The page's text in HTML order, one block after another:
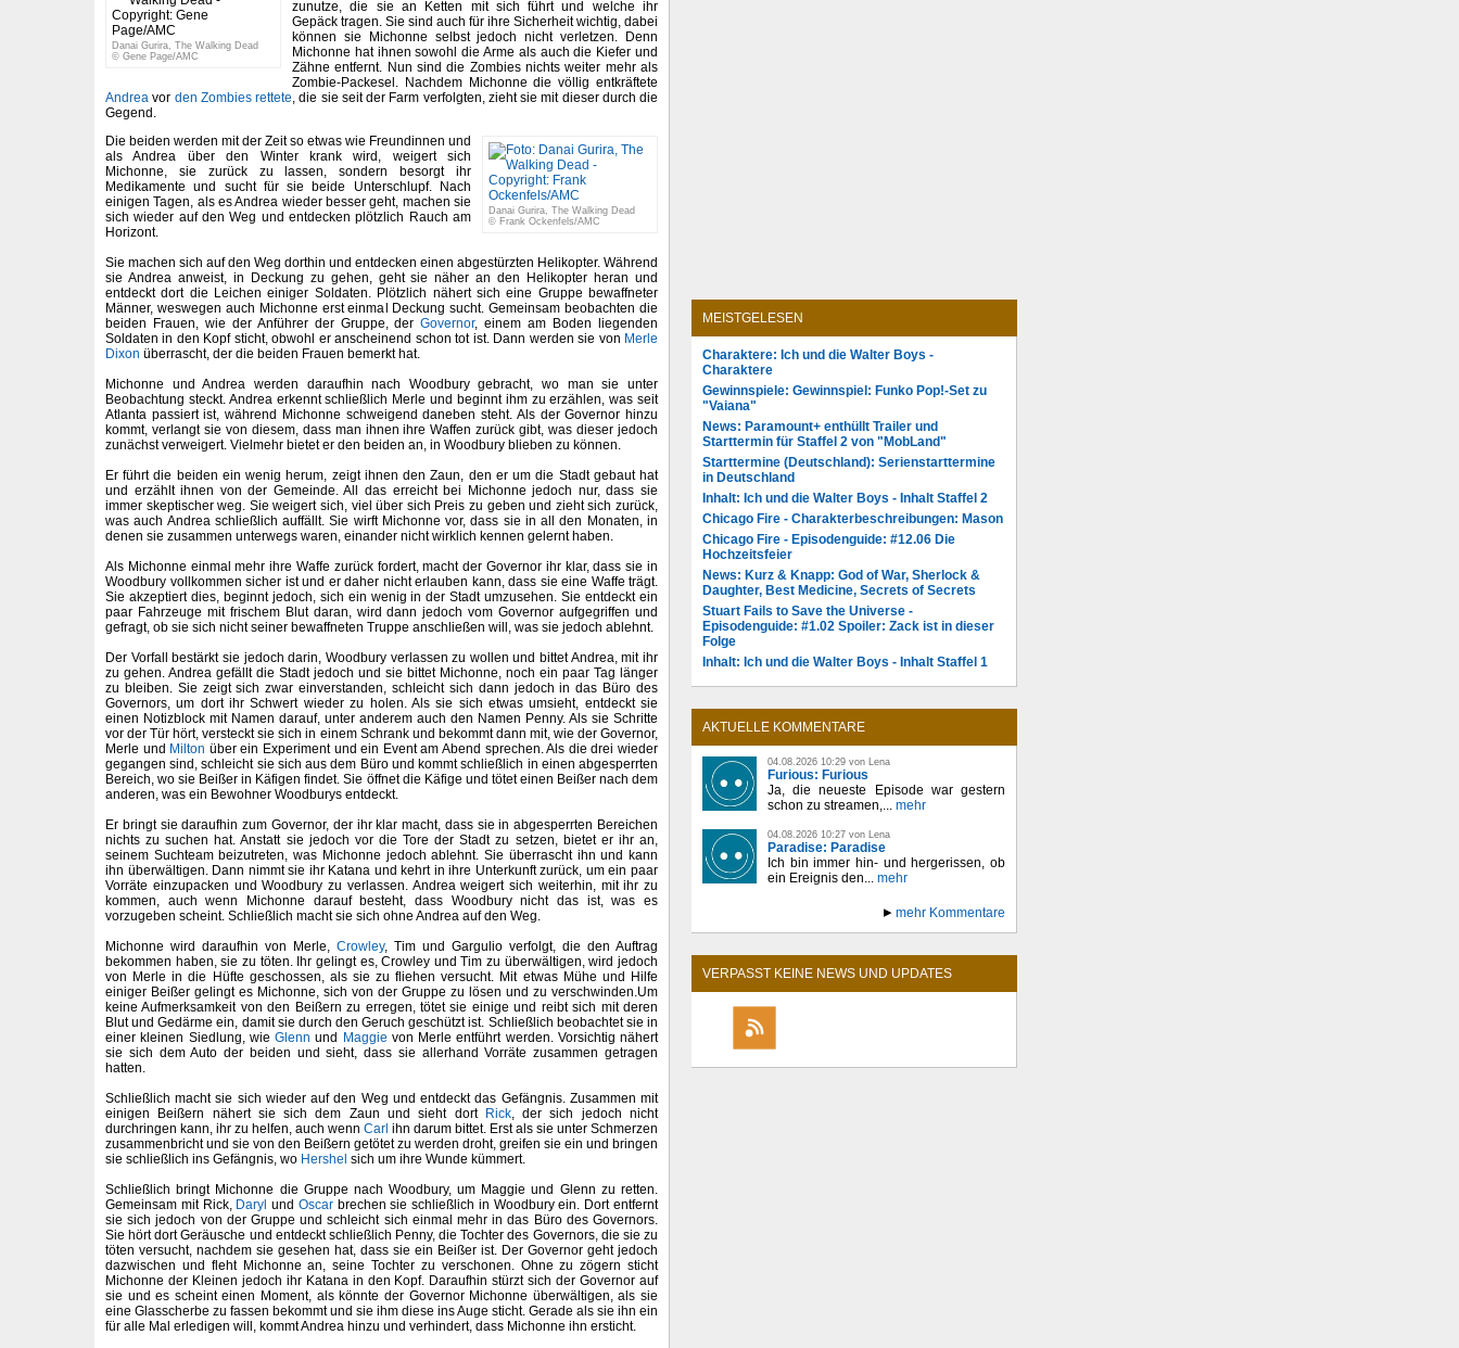
Danai Gurira, The Walking Dead
© Gene Page/AMC
zunutze, die sie an Ketten mit sich führt und welche ihr
Gepäck tragen. Sie sind auch für ihre Sicherheit wichtig, dabei
können sie Michonne selbst jedoch nicht verletzen. Denn
Michonne hat ihnen sowohl die Arme als auch die Kiefer und
Zähne entfernt. Nun sind die Zombies nichts weiter mehr als
Zombie-Packesel. Nachdem Michonne die völlig entkräftete
Andrea vor den Zombies rettete, die sie seit der Farm verfolgten, zieht sie mit dieser durch die
Gegend.
Danai Gurira, The Walking Dead
© Frank Ockenfels/AMC
Die beiden werden mit der Zeit so etwas wie Freundinnen und
als Andrea über den Winter krank wird, weigert sich
Michonne, sie zurück zu lassen, sondern besorgt ihr
Medikamente und sucht für sie beide Unterschlupf. Nach
einigen Tagen, als es Andrea wieder besser geht, machen sie
sich wieder auf den Weg und entdecken plötzlich Rauch am
Horizont.
Sie machen sich auf den Weg dorthin und entdecken einen abgestürzten Helikopter. Während
sie Andrea anweist, in Deckung zu gehen, geht sie näher an den Helikopter heran und
entdeckt dort die Leichen einiger Soldaten. Plötzlich nähert sich eine Gruppe bewaffneter
Männer, weswegen auch Michonne erst einmal Deckung sucht. Gemeinsam beobachten die
beiden Frauen, wie der Anführer der Gruppe, derGovernor, einem am Boden liegenden
Soldaten in den Kopf sticht, obwohl er anscheinend schon tot ist. Dann werden sie von Merle
Dixon überrascht, der die beiden Frauen bemerkt hat.
Michonne und Andrea werden daraufhin nach Woodbury gebracht, wo man sie unter
Beobachtung steckt. Andrea erkennt schließlich Merle und beginnt ihm zu erzählen, was seit
Atlanta passiert ist, während Michonne schweigend daneben steht. Als der Governor hinzu
kommt, verlangt sie von diesem, dass man ihnen ihre Waffen zurück gibt, was dieser jedoch
zunächst verweigert. Vielmehr bietet er den beiden an, in Woodbury blieben zu können.
Er führt die beiden ein wenig herum, zeigt ihnen den Zaun, den er um die Stadt gebaut hat
und erzählt ihnen von der Gemeinde. All das erreicht bei Michonne jedoch nur, dass sie
immer skeptischer weg. Sie weigert sich, viel über sich Preis zu geben und zieht sich zurück,
was auch Andrea schließlich auffällt. Sie wirft Michonne vor, dass sie in all den Monaten, in
denen sie zusammen unterwegs waren, einander nicht wirklich kennen gelernt haben.
Als Michonne einmal mehr ihre Waffe zurück fordert, macht der Governor ihr klar, dass sie in
Woodbury vollkommen sicher ist und er daher nicht erlauben kann, dass sie eine Waffe trägt.
Sie akzeptiert dies, beginnt jedoch, sich ein wenig in der Stadt umzusehen. Sie entdeckt ein
paar Fahrzeuge mit frischem Blut daran, wird dann jedoch vom Governor aufgegriffen und
gefragt, ob sie sich nicht seiner bewaffneten Truppe anschließen will, was sie jedoch ablehnt.
Der Vorfall bestärkt sie jedoch darin, Woodbury verlassen zu wollen und bittet Andrea, mit ihr
zu gehen. Andrea gefällt die Stadt jedoch und sie bittet Michonne, noch ein paar Tag länger
zu bleiben. Sie zeigt sich zwar einverstanden, schleicht sich dann jedoch in das Büro des
Governors, um dort ihr Schwert wieder zu holen. Als sie sich etwas umsieht, entdeckt sie
einen Notizblock mit Namen darauf, unter anderem auch den Namen Penny. Als sie Schritte
vor der Tür hört, versteckt sie sich in einem Schrank und bekommt dann mit, wie der Governor,
Merle und Milton über ein Experiment und ein Event am Abend sprechen. Als die drei wieder
gegangen sind, schleicht sie sich aus dem Büro und kommt schließlich in einen abgesperrten
Bereich, wo sie Beißer in Käfigen findet. Sie öffnet die Käfige und tötet einen Beißer nach dem
anderen, was ein Bewohner Woodburys entdeckt.
Er bringt sie daraufhin zum Governor, der ihr klar macht, dass sie in abgesperrten Bereichen
nichts zu suchen hat. Anstatt sie jedoch vor die Tore der Stadt zu setzen, bietet er ihr an,
seinem Suchteam beizutreten, was Michonne jedoch ablehnt. Sie überrascht ihn und kann
ihn überwältigen. Dann nimmt sie ihr Katana und kehrt in ihre Unterkunft zurück, um ein paar
Vorräte einzupacken und Woodbury zu verlassen. Andrea weigert sich weiterhin, mit ihr zu
kommen, auch wenn Michonne darauf besteht, dass Woodbury nicht das ist, was es
vorzugeben scheint. Schließlich macht sie sich ohne Andrea auf den Weg.
Michonne wird daraufhin von Merle, Crowley, Tim und Gargulio verfolgt, die den Auftrag
bekommen haben, sie zu töten. Ihr gelingt es, Crowley und Tim zu überwältigen, wird jedoch
von Merle in die Hüfte geschossen, als sie zu fliehen versucht. Mit etwas Mühe und Hilfe
einiger Beißer gelingt es Michonne, sich von der Gruppe zu lösen und zu verschwinden.Um
keine Aufmerksamkeit von den Beißern zu erregen, tötet sie einige und reibt sich mit deren
Blut und Gedärme ein, damit sie durch den Geruch geschützt ist. Schließlich beobachtet sie in
einer kleinen Siedlung, wie Glenn und Maggie von Merle entführt werden. Vorsichtig nähert
sie sich dem Auto der beiden und sieht, dass sie allerhand Vorräte zusammen getragen
hatten.
Schließlich macht sie sich wieder auf den Weg und entdeckt das Gefängnis. Zusammen mit
einigen Beißern nähert sie sich dem Zaun und sieht dort Rick, der sich jedoch nicht
durchringen kann, ihr zu helfen, auch wenn Carl ihn darum bittet. Erst als sie unter Schmerzen
zusammenbricht und sie von den Beißern getötet zu werden droht, greifen sie ein und bringen
sie schließlich ins Gefängnis, wo Hershel sich um ihre Wunde kümmert.
Schließlich bringt Michonne die Gruppe nach Woodbury, um Maggie und Glenn zu retten.
Gemeinsam mit Rick, Daryl und Oscarbrechen sie schließlich in Woodbury ein. Dort entfernt
sie sich jedoch von der Gruppe und schleicht sich einmal mehr in das Büro des Governors.
Sie hört dort Geräusche und entdeckt schließlich Penny, die Tochter des Governors, die sie zu
töten versucht, nachdem sie gesehen hat, dass sie ein Beißer ist. Der Governor geht jedoch
dazwischen und fleht Michonne an, seine Tochter zu verschonen. Ohne zu zögern sticht
Michonne der Kleinen jedoch ihr Katana in den Kopf. Daraufhin stürzt sich der Governor auf
sie und es scheint einen Moment, als könnte der Governor Michonne überwältigen, als sie
eine Glasscherbe zu fassen bekommt und sie ihm diese ins Auge sticht. Gerade als sie ihn ein
für alle Mal erledigen will, kommt Andrea hinzu und verhindert, dass Michonne ihn ersticht.
MEISTGELESEN
Charaktere: Ich und die Walter Boys -
Charaktere
Gewinnspiele: Gewinnspiel: Funko Pop!-Set zu
"Vaiana"
News: Paramount+ enthüllt Trailer und
Starttermin für Staffel 2 von "MobLand"
Starttermine (Deutschland): Serienstarttermine
in Deutschland
Inhalt: Ich und die Walter Boys - Inhalt Staffel 2
Chicago Fire - Charakterbeschreibungen: Mason
Chicago Fire - Episodenguide: #12.06 Die
Hochzeitsfeier
News: Kurz & Knapp: God of War, Sherlock &
Daughter, Best Medicine, Secrets of Secrets
Stuart Fails to Save the Universe -
Episodenguide: #1.02 Spoiler: Zack ist in dieser
Folge
Inhalt: Ich und die Walter Boys - Inhalt Staffel 1
AKTUELLE KOMMENTARE
04.08.2026 10:29 von Lena
Furious: Furious
Ja, die neueste Episode war gestern
schon zu streamen,... mehr
04.08.2026 10:27 von Lena
Paradise: Paradise
Ich bin immer hin- und hergerissen, ob
ein Ereignis den... mehr
mehr Kommentare
VERPASST KEINE NEWS UND UPDATES